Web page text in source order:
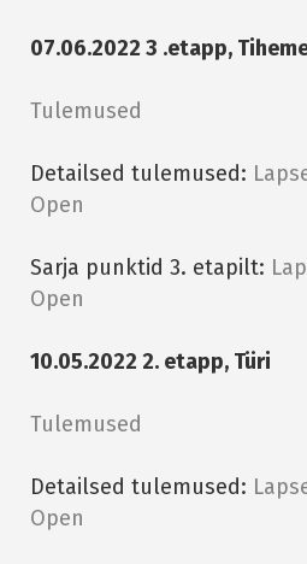
07.06.2022 3 .etapp,
Tulemused
Detailsed tulemused:
Open
Sarja punktid 3. etapilt:
Open
10.05.2022 2. etapp, Türi
Tulemused
Detailsed tulemused:
Open